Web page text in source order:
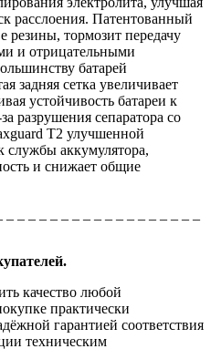
расслоения. Патентованный
резины, тормозит передачу
и отрицательными
батарей
задняя сетка увеличивает
устойчивость батареи к
разрушения сепаратора со
T2 улучшенной
службы аккумулятора,
и снижает общие
качество любой
практически
гарантией соответствия
техническим